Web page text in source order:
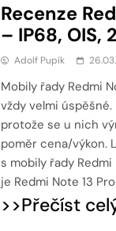
Recenze
– IP68, OIS,
Adolf Pupík
Mobily řady Redmi
vždy velmi
protože se u nich
poměr cena/výkon.
s mobily řady
je Redmi Note 13
>>Přečíst